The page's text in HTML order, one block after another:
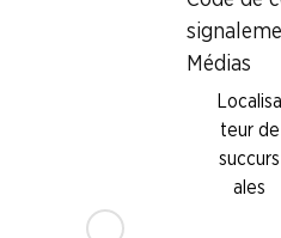
Médias
Localisa
teur de
succurs
ales
Restez au courant grâce à la